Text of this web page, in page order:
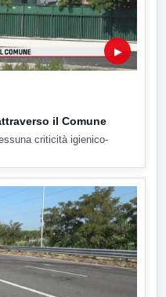
▶
il Comune
criticità igienico-